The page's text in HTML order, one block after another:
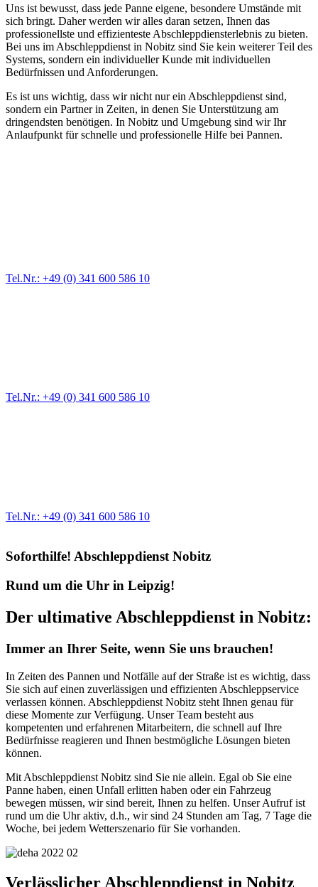
Uns ist bewusst, dass jede Panne eigene, besondere Umstände mit
sich bringt. Daher werden wir alles daran setzen, Ihnen das
professionellste und effizienteste Abschleppdiensterlebnis zu bieten.
Bei uns im Abschleppdienst in Nobitz sind Sie kein weiterer Teil des
Systems, sondern ein individueller Kunde mit individuellen
Bedürfnissen und Anforderungen.
Es ist uns wichtig, dass wir nicht nur ein Abschleppdienst sind,
sondern ein Partner in Zeiten, in denen Sie Unterstützung am
dringendsten benötigen. In Nobitz und Umgebung sind wir Ihr
Anlaufpunkt für schnelle und professionelle Hilfe bei Pannen.
Tel.Nr.: +49 (0) 341 600 586 10
Tel.Nr.: +49 (0) 341 600 586 10
Tel.Nr.: +49 (0) 341 600 586 10
Soforthilfe! Abschleppdienst Nobitz
Rund um die Uhr in Leipzig!
Der ultimative Abschleppdienst in Nobitz:
Immer an Ihrer Seite, wenn Sie uns brauchen!
In Zeiten des Pannen und Notfälle auf der Straße ist es wichtig, dass
Sie sich auf einen zuverlässigen und effizienten Abschleppservice
verlassen können. Abschleppdienst Nobitz steht Ihnen genau für
diese Momente zur Verfügung. Unser Team besteht aus
kompetenten und erfahrenen Mitarbeitern, die schnell auf Ihre
Bedürfnisse reagieren und Ihnen bestmögliche Lösungen bieten
können.
Mit Abschleppdienst Nobitz sind Sie nie allein. Egal ob Sie eine
Panne haben, einen Unfall erlitten haben oder ein Fahrzeug
bewegen müssen, wir sind bereit, Ihnen zu helfen. Unser Aufruf ist
rund um die Uhr aktiv, d.h., wir sind 24 Stunden am Tag, 7 Tage die
Woche, bei jedem Wetterszenario für Sie vorhanden.
Verlässlicher Abschleppdienst in Nobitz